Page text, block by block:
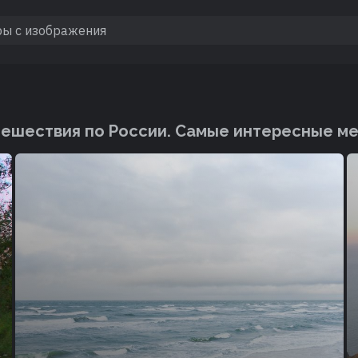
по России. Cамые интересные